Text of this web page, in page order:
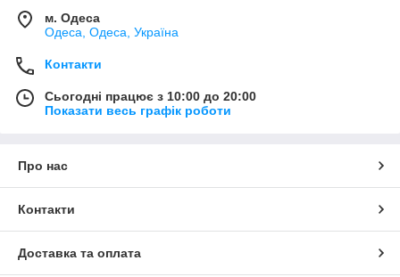
м. Одеса
Одеса, Одеса, Україна
Контакти
Сьогодні працює з 10:00 до 20:00
Показати весь графік роботи
Про нас
Контакти
Доставка та оплата